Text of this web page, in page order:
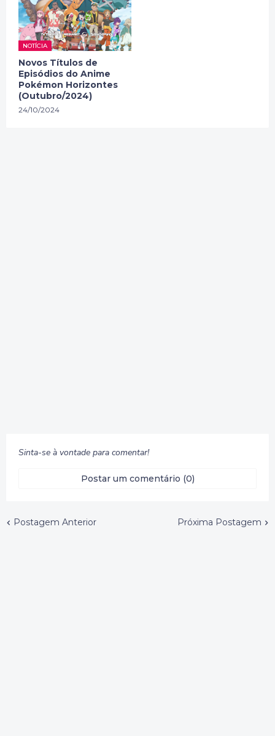
NOTÍCIA
Novos Títulos de
Episódios do Anime
Pokémon Horizontes
(Outubro/2024)
24/10/2024
Sinta-se à vontade para comentar!
Postar um comentário (0)
Postagem Anterior Próxima Postagem